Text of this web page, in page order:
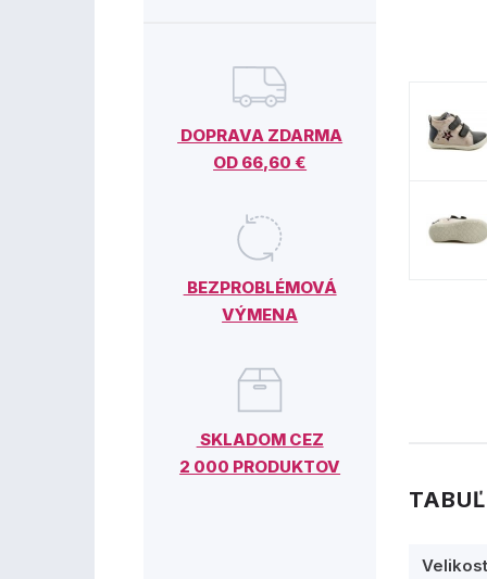
DOPRAVA ZDARMA
OD 66,60 €
BEZPROBLÉMOVÁ
VÝMENA
SKLADOM CEZ
2 000 PRODUKTOV